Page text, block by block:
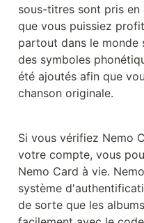
sous-titres sont pris en
que vous puissiez
partout dans le monde
des symboles
été ajoutés afin que
chanson originale.
Si vous vérifiez Nemo
votre compte, vous
Nemo Card à vie.
système
de sorte que les